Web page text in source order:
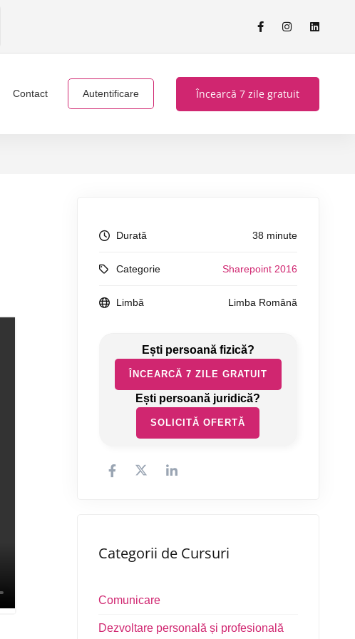
Contact Autentificare Încearcă 7 zile gratuit
Durată 38 minute
Categorie Sharepoint 2016
Limbă Limba Română
ÎNCEARCĂ 7 ZILE GRATUIT
SOLICITĂ OFERTĂ
Categorii de Cursuri
Comunicare
Dezvoltare personală și profesională